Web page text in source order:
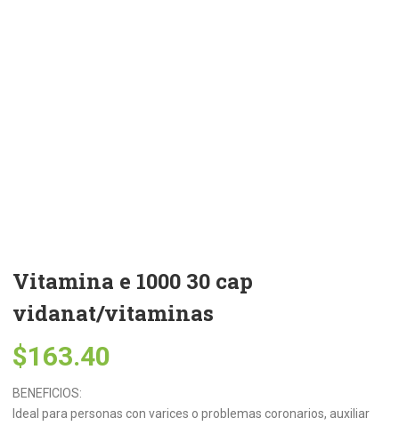
Vitamina e 1000 30 cap
vidanat/vitaminas
$163.40
BENEFICIOS:
Ideal para personas con varices o problemas coronarios, auxiliar